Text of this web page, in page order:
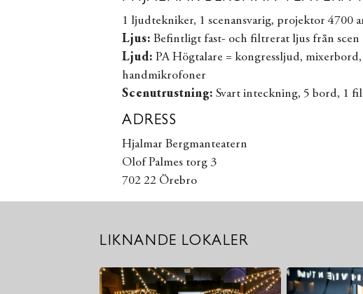
1 ljudtekniker, 1 scenansvarig, projektor 4700
Ljus: Befintligt fast- och filtrerat ljus från scen
Ljud: PA Högtalare = kongressljud,
handmikrofoner
Scenutrustning: Svart inteckning, 5 bord, 1
ADRESS
Hjalmar Bergmanteatern
Olof Palmes torg 3
702 22 Örebro
LIKNANDE LOKALER